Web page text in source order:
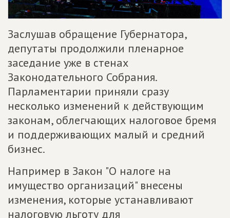
Заслушав обращение Губернатора,
депутаты продолжили пленарное
заседание уже в стенах
Законодательного Собрания.
Парламентарии приняли сразу
несколько изменений к действующим
законам, облегчающих налоговое бремя
и поддерживающих малый и средний
бизнес.
Например в Закон "О налоге на
имущество организаций" внесены
изменения, которые устанавливают
налоговую льготу для